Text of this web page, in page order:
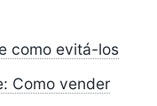
como evitá-los
Como vender